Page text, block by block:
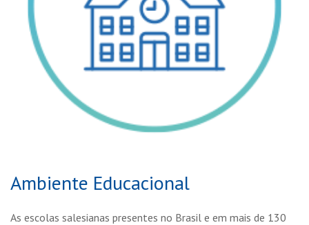
Ambiente Educacional
As escolas salesianas presentes no Brasil e em mais de 130